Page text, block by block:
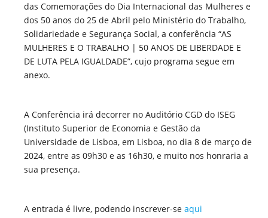
das Comemorações do Dia Internacional das Mulheres e
dos 50 anos do 25 de Abril pelo Ministério do Trabalho,
Solidariedade e Segurança Social, a conferência “AS
MULHERES E O TRABALHO | 50 ANOS DE LIBERDADE E
DE LUTA PELA IGUALDADE”, cujo programa segue em
anexo.
A Conferência irá decorrer no Auditório CGD do ISEG
(Instituto Superior de Economia e Gestão da
Universidade de Lisboa, em Lisboa, no dia 8 de março de
2024, entre as 09h30 e as 16h30, e muito nos honraria a
sua presença.
A entrada é livre, podendo inscrever-se aqui